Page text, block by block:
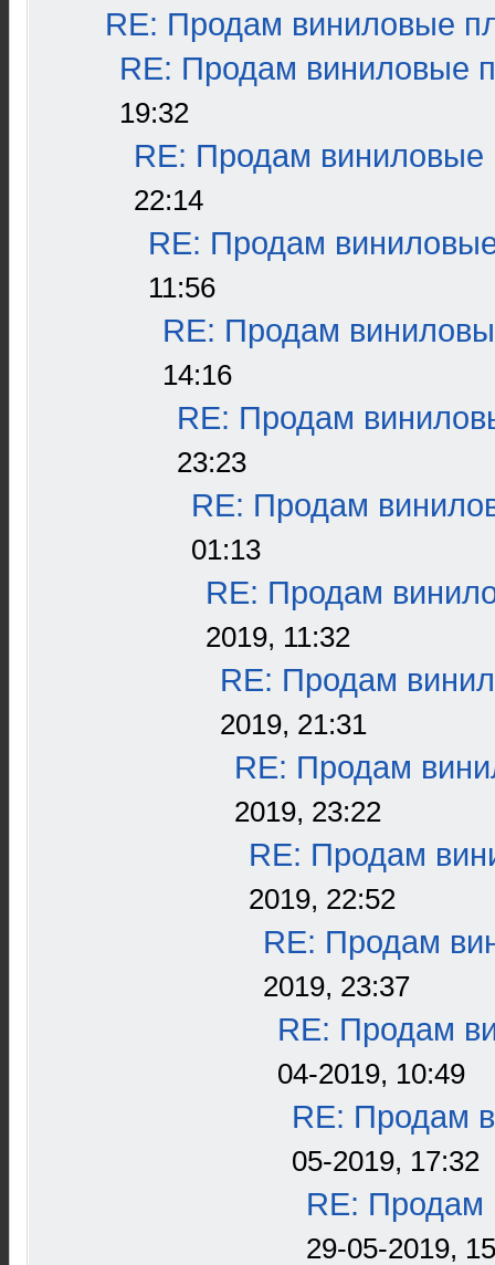
RE: Продам виниловые
RE: Продам виниловые
19:32
RE: Продам виниловые
22:14
RE: Продам
11:56
RE: Продам
14:16
RE: Продам
23:23
RE: Продам
01:13
RE: Продам
2019, 11:32
RE: Продам
2019, 21:31
RE: Продам
2019, 23:22
RE: Продам
2019, 22:52
RE: Продам
2019, 23:37
RE: Продам
04-2019, 10:49
RE: Продам
05-2019, 17:32
RE: Продам
29-05-2019,